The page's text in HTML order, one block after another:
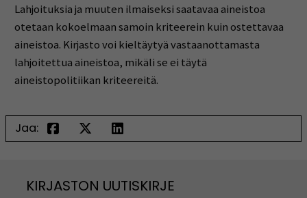
Lahjoituksia ja muuten ilmaiseksi saatavaa aineistoa
otetaan kokoelmaan samoin kriteerein kuin ostettavaa
aineistoa. Kirjasto voi kieltäytyä vastaanottamasta
lahjoitettua aineistoa, mikäli se ei täytä
aineistopolitiikan kriteereitä.
Jaa:
KIRJASTON UUTISKIRJE